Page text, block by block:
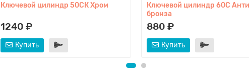
Ключевой цилиндр 50СК Хром
1240 ₽
Купить
Ключевой цилиндр 60С
бронза
880 ₽
Купить